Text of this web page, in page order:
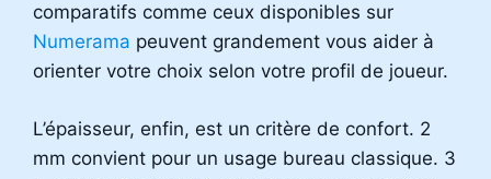
comparatifs comme ceux disponibles sur
Numerama peuvent grandement vous aider à
orienter votre choix selon votre profil de joueur.
L’épaisseur, enfin, est un critère de confort. 2
mm convient pour un usage bureau classique. 3